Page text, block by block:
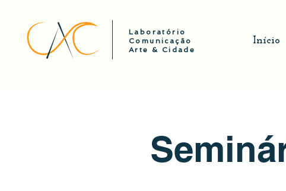
Laboratório
Comunicação
Arte & Cidade
Início